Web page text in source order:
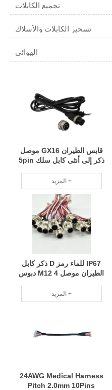
تجميع الكابلات
تسخير الكابلات والأسلاك
الهوائي
قابس الطيران GX16 موصل
ذكر إلى أنثى كابل سلك 5pin
المزيد +
IP67 للماء رمز D ذكر كابل
الطيران موصل M12 4 دبوس
المزيد +
24AWG Medical Harness
Pitch 2.0mm 10Pins